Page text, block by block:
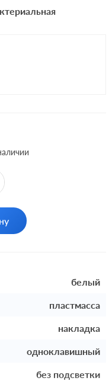
белый
пластмасса
накладка
одноклавишный
без подсветки